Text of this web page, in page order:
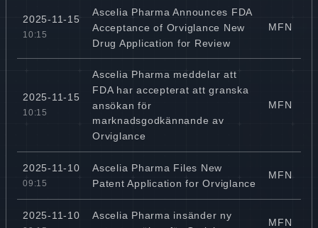
2025-11-15
10:15
Ascelia Pharma Announces FDA
Acceptance of Orviglance New
Drug Application for Review
MFN
2025-11-15
10:15
Ascelia Pharma meddelar att
FDA har accepterat att granska
ansökan för
marknadsgodkännande av
Orviglance
MFN
2025-11-10
09:15
Ascelia Pharma Files New
Patent Application for Orviglance
MFN
2025-11-10
Ascelia Pharma insänder ny
MFN